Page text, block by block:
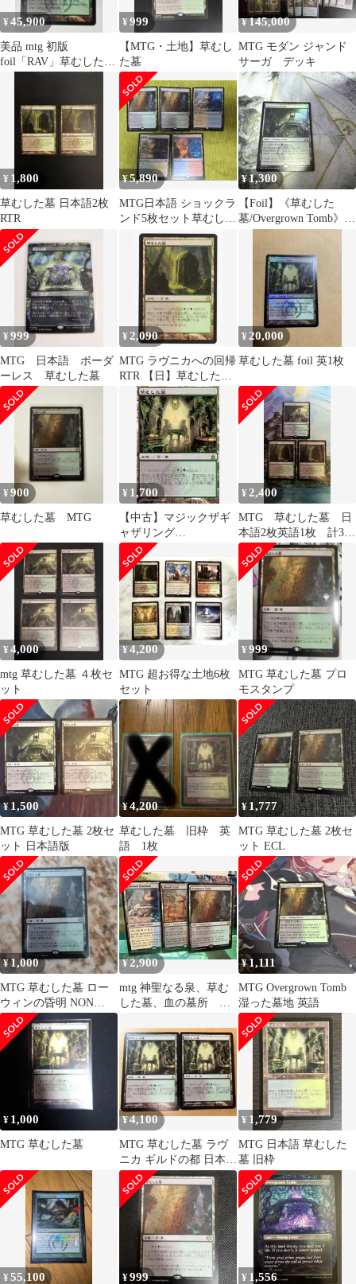
¥45,900
美品 mtg 初版
foil「RAV」草むした
¥999
【MTG・土地】草むし
た墓
¥145,000
MTG モダン ジャンド
サーガ デッキ
¥ 1,800
草むした墓 日本語2枚
RTR
¥5,890
MTG日本語 ショックラ
ンド5枚セット草むした
墓2枚 神聖なる泉 蒸気
孔寺院の庭
¥1,300
【Foil】《草むした
墓/Overgrown Tomb》
¥999
MTG 日本語 ボーダ
ーレス 草むした墓
¥ 2,090
MTG ラヴニカへの回帰
RTR 【日】草むした
墓/Overgrown Tomb 土
地R
¥ 20,000
草むした墓 foil 英1枚
¥900
草むした墓 MTG
¥ 1,700
【中古】マジックザギ
ャザリング
279/306[R]：【RAV】草
むした墓/Overgrown
Tomb
¥ 2,400
MTG 草むした墓 日
本語2枚英語1枚 計3
枚 まとめ売り
¥4,000
mtg 草むした墓 ４枚セ
ット
¥4,200
MTG 超お得な土地6枚
セット
¥999
MTG 草むした墓 プロ
モスタンプ
¥ 1,500
MTG 草むした墓 2枚セ
ット 日本語版
¥4,200
草むした墓 旧枠 英
語 1枚
¥1,777
MTG 草むした墓 2枚セ
ット ECL
¥1,000
MTG 草むした墓 ロー
ウィンの昏明 NON
FOIL
¥2,900
mtg 神聖なる泉、草む
した墓、血の墓所 英
¥1,111
MTG Overgrown Tomb
湿った墓地 英語
¥ 1,000
MTG 草むした墓
¥4,100
MTG 草むした墓 ラヴ
ニカ ギルドの都 日本語
2枚セット ①
¥ 1,779
MTG 日本語 草むした
墓 旧枠
¥55,100 ¥999 ¥ 1,556